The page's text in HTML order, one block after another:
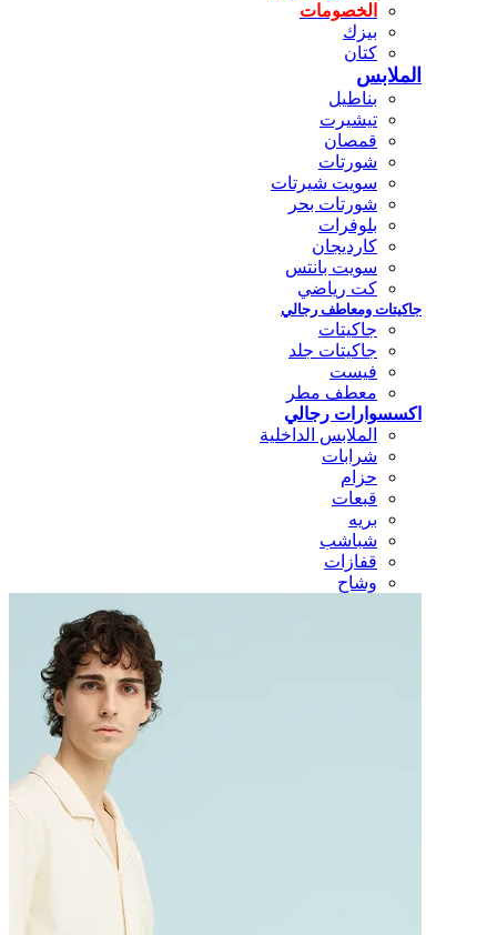
الخصومات
بيزك
كتان
الملابس
بناطيل
تيشيرت
قمصان
شورتات
سويت شيرتات
شورتات بحر
بلوفرات
كارديجان
سويت بانتس
كت رياضي
جاكيتات ومعاطف رجالي
جاكيتات
جاكيتات جلد
فيست
معطف مطر
اكسسوارات رجالي
الملابس الداخلية
شرابات
حزام
قبعات
بريه
شباشب
قفازات
وشاح